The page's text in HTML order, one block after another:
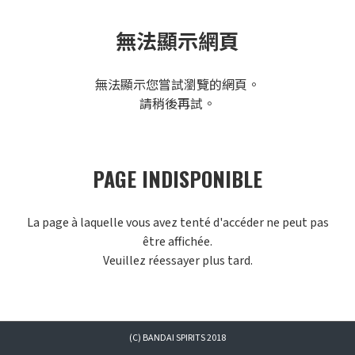
無法顯示網頁
無法顯示您嘗試瀏覽的網頁。
請稍後再試。
PAGE INDISPONIBLE
La page à laquelle vous avez tenté d'accéder ne peut pas
être affichée.
Veuillez réessayer plus tard.
(C) BANDAI SPIRITS 2018